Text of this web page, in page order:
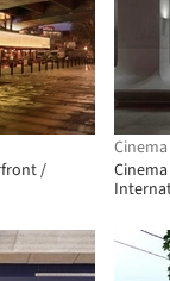
/
Cinema